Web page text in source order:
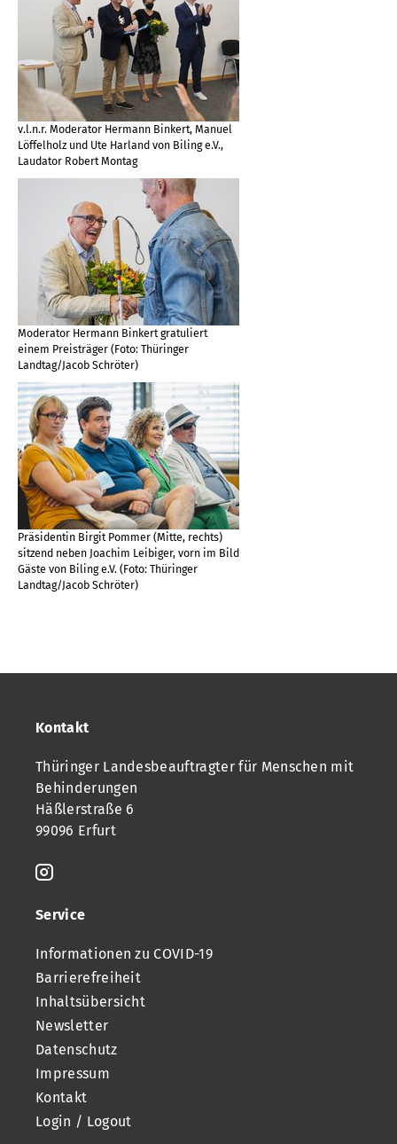
v.l.n.r. Moderator Hermann Binkert, Manuel
Löffelholz und Ute Harland von Biling e.V.,
Laudator Robert Montag
Moderator Hermann Binkert gratuliert
einem Preisträger (Foto: Thüringer
Landtag/Jacob Schröter)
Präsidentin Birgit Pommer (Mitte, rechts)
sitzend neben Joachim Leibiger, vorn im Bild
Gäste von Biling e.V. (Foto: Thüringer
Landtag/Jacob Schröter)
Kontakt
Thüringer Landesbeauftragter für Menschen mit
Behinderungen
Häßlerstraße 6
99096 Erfurt
Service
Informationen zu COVID-19
Barrierefreiheit
Inhaltsübersicht
Newsletter
Datenschutz
Impressum
Kontakt
Login / Logout